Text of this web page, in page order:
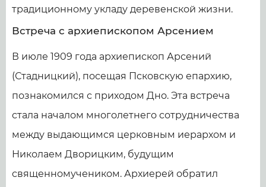
традиционному укладу деревенской жизни.
Встреча с архиепископом Арсением
В июле 1909 года архиепископ Арсений
(Стадницкий), посещая Псковскую епархию,
познакомился с приходом Дно. Эта встреча
стала началом многолетнего сотрудничества
между выдающимся церковным иерархом и
Николаем Дворицким, будущим
священномучеником. Архиерей обратил